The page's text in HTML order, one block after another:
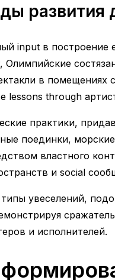
развития
input в
в помещениях
lessons through
практики,
поединки,
властного
и social
увеселений,
и исполнителей.